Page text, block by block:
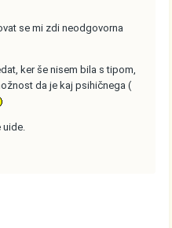
se mi zdi neodgovorna
ker še nisem bila s tipom,
da je kaj psihičnega (
uide.